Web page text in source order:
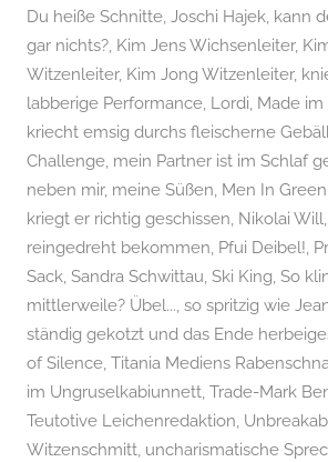
Du heiße Schnitte, Joschi Hajek, kann
gar nichts?, Kim Jens Wichsenleiter,
Witzenleiter, Kim Jong Witzenleiter,
labberige Performance, Lordi, Made
kriecht emsig durchs fleischerne
Challenge, mein Partner ist im Schlaf
neben mir, meine Süßen, Men In Green
kriegt er richtig geschissen, Nikolai Will,
reingedreht bekommen, Pfui Deibel!,
Sack, Sandra Schwittau, Ski King, So
mittlerweile? Übel..., so spritzig wie
ständig gekotzt und das Ende
of Silence, Titania Mediens
im Ungruselkabiunnett, Trade-Mark
Teutotive Leichenredaktion,
Witzenschmitt, uncharismatische